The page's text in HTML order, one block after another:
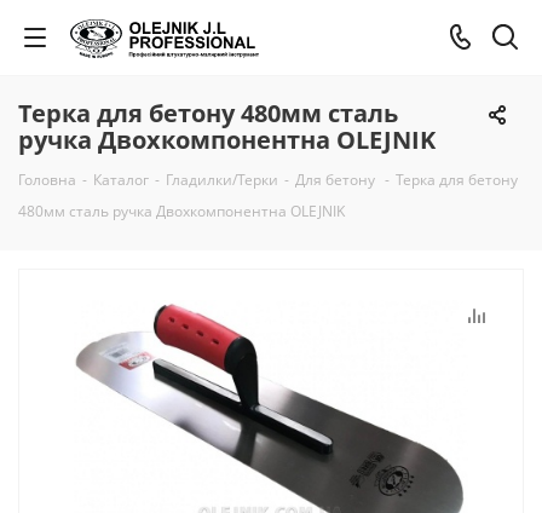
Терка для бетону 480мм сталь
ручка Двохкомпонентна OLEJNIK
Головна - Каталог - Гладилки/Терки - Для бетону - Терка для бетону
480мм сталь ручка Двохкомпонентна OLEJNIK